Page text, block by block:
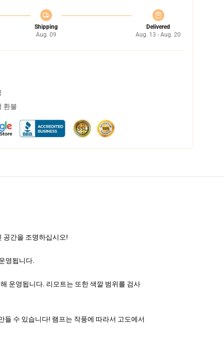
Shipping
Aug. 09
Delivered
Aug. 13 - Aug. 20
환불
공간을 조명하십시오!
영됩니다.
운영됩니다. 리모트는 또한 색깔 범위를 검사
들 수 있습니다! 램프는 작풍에 따라서 고도에서